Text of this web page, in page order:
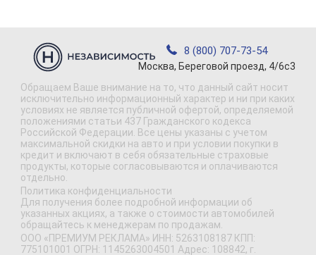
8 (800) 707-73-54
Москва, Береговой проезд, 4/6с3
Обращаем Ваше внимание на то, что данный сайт носит
исключительно информационный характер и ни при каких
условиях не является публичной офертой, определяемой
положениями статьи 437 Гражданского кодекса
Российской Федерации. Все цены указаны с учетом
максимальной скидки на авто и при условии покупки в
кредит и включают в себя обязательные страховые
продукты, которые согласовываются и оплачиваются
отдельно.
Политика конфиденциальности
Для получения более подробной информации об
указанных акциях, а также о стоимости автомобилей
обращайтесь к менеджерам по продажам.
ООО «ПРЕМИУМ РЕКЛАМА» ИНН: 5263108187 КПП:
775101001 ОГРН: 1145263004501 Адрес: 108842, г.